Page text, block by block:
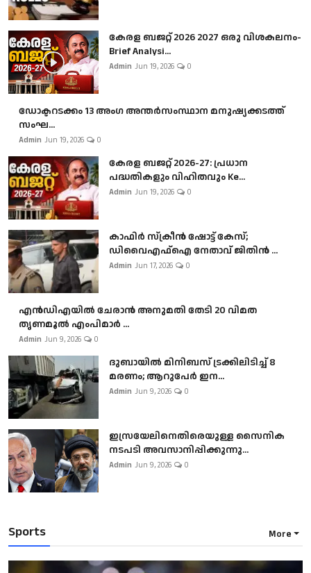
കേരള ബജറ്റ് 2026 2027 ഒരു വിശകലനം-
Brief Analysi...
Admin Jun 19, 2026 0
ഡോക്ടറടക്കം 13 അംഗ അന്തർസംസ്ഥാന മനുഷ്യക്കടത്ത്
സംഘ...
Admin Jun 19, 2026 0
കേരള ബജറ്റ് 2026-27: പ്രധാന
പദ്ധതികളും വിഹിതവും Ke...
Admin Jun 19, 2026 0
കാഫിർ സ്‌ക്രീൻ ഷോട്ട് കേസ്;
ഡിവൈഎഫ്ഐ നേതാവ് ജിതിൻ ...
Admin Jun 17, 2026 0
എൻഡിഎയിൽ ചേരാൻ അനുമതി തേടി 20 വിമത
തൃണമൂൽ എംപിമാർ ...
Admin Jun 9, 2026 0
ദുബായിൽ മിനിബസ്​ ട്രക്കിലിടിച്ച് 8
മരണം; ആറുപേർ ഇന...
Admin Jun 9, 2026 0
ഇസ്രയേലിനെതിരെയുള്ള സൈനിക
നടപടി അവസാനിപ്പിക്കുന്നു...
Admin Jun 9, 2026 0
Sports More